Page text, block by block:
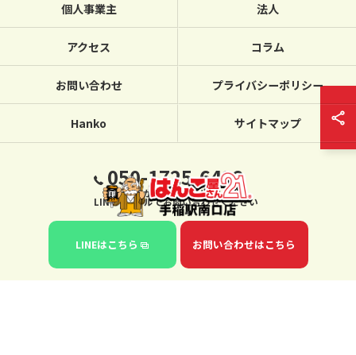
050-1725-6432
繋がらない場合は、
LINE・メールでお問い合わせください
LINEはこちら お問い合わせはこちら
個人事業主 法人
アクセス コラム
お問い合わせ プライバシーポリシー
Hanko サイトマップ
© 2026 北海道札幌のハンコならはんこ屋さん21手稲駅南口店 ALL RIGHTS
RESERVED.